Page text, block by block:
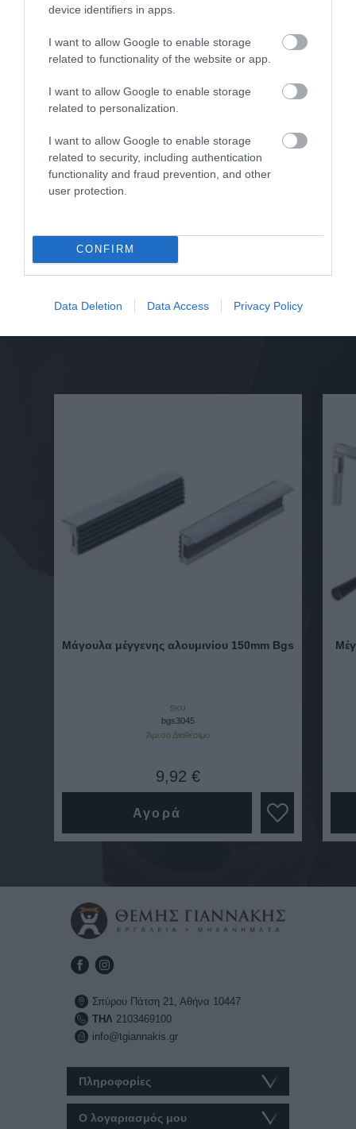
device identifiers in apps.
I want to allow Google to enable storage
related to functionality of the website or app.
I want to allow Google to enable storage
related to personalization.
I want to allow Google to enable storage
related to security, including authentication
functionality and fraud prevention, and other
user protection.
CONFIRM
Data Deletion Data Access Privacy Policy
Βάση μέγγενης περιστρεφόμενη 135mm
66002020135
Άμεσα Διαθέσιμο
49,60 €
Αγορά
Σχετικά προϊόντα
Μάγουλα μέγγενης αλουμινίου 150mm Bgs
SKU
bgs3045
Άμεσα Διαθέσιμο
9,92 €
Αγορά
Πληροφορίες
Ο λογαριασμός μου
Σπύρου Πάτση 21, Αθήνα 10447
ΤΗΛ2103469100
info@tgiannakis.gr